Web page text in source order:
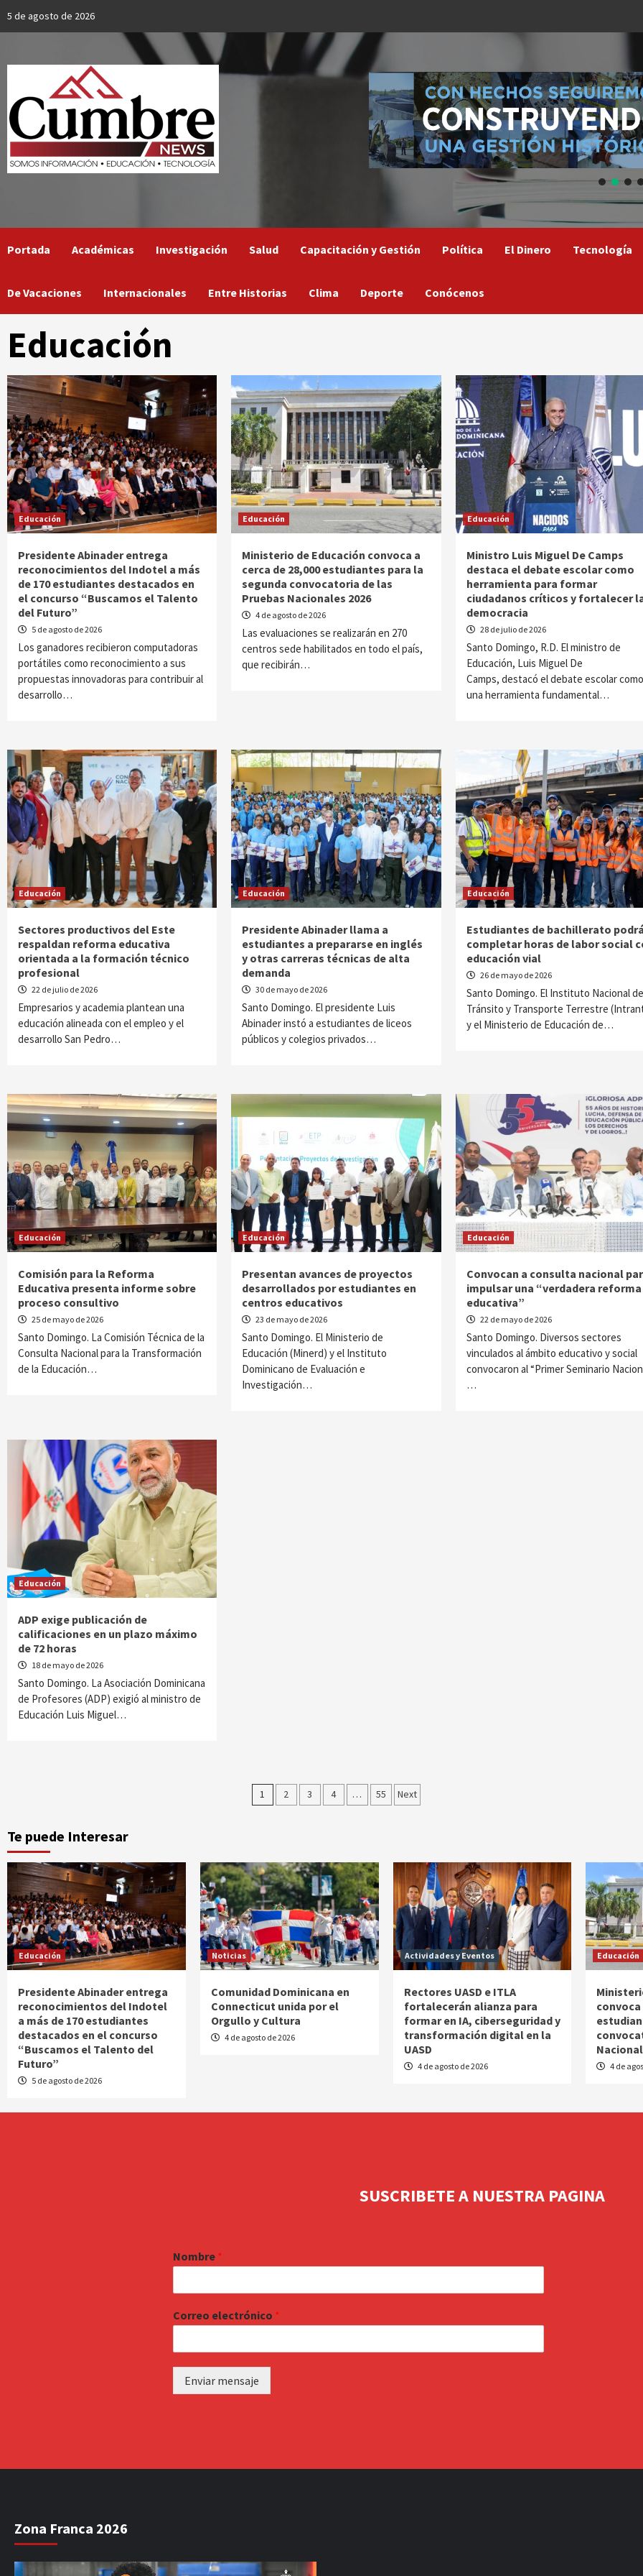
5 de agosto de 2026
Portada Académicas Investigación Salud Capacitación y Gestión Política El Dinero Tecnología
De Vacaciones Internacionales Entre Historias Clima Deporte Conócenos
Educación
Educación
Presidente Abinader entrega
reconocimientos del Indotel a más
de 170 estudiantes destacados en
el concurso “Buscamos el Talento
del Futuro”
5 de agosto de 2026
Los ganadores recibieron computadoras
portátiles como reconocimiento a sus
propuestas innovadoras para contribuir al
desarrollo…
Educación
Ministerio de Educación convoca a
cerca de 28,000 estudiantes para la
segunda convocatoria de las
Pruebas Nacionales 2026
4 de agosto de 2026
Las evaluaciones se realizarán en 270
centros sede habilitados en todo el país,
que recibirán…
Educación
Ministro Luis Miguel De Camps
destaca el debate escolar como
herramienta para formar
ciudadanos críticos y fortalecer
democracia
28 de julio de 2026
Santo Domingo, R.D. El ministro de
Educación, Luis Miguel De
Camps, destacó el debate escolar como
una herramienta fundamental…
Educación
Sectores productivos del Este
respaldan reforma educativa
orientada a la formación técnico
profesional
22 de julio de 2026
Empresarios y academia plantean una
educación alineada con el empleo y el
desarrollo San Pedro…
Educación
Presidente Abinader llama a
estudiantes a prepararse en inglés
y otras carreras técnicas de alta
demanda
30 de mayo de 2026
Santo Domingo. El presidente Luis
Abinader instó a estudiantes de liceos
públicos y colegios privados…
Educación
Estudiantes de bachillerato
completar horas de labor social
educación vial
26 de mayo de 2026
Santo Domingo. El Instituto Nacional de
Tránsito y Transporte Terrestre
y el Ministerio de Educación de…
Educación
Comisión para la Reforma
Educativa presenta informe sobre
proceso consultivo
25 de mayo de 2026
Santo Domingo. La Comisión Técnica de la
Consulta Nacional para la Transformación
de la Educación…
Educación
Presentan avances de proyectos
desarrollados por estudiantes en
centros educativos
23 de mayo de 2026
Santo Domingo. El Ministerio de
Educación (Minerd) y el Instituto
Dominicano de Evaluación e
Investigación…
Educación
Convocan a consulta nacional
impulsar una “verdadera reforma
educativa”
22 de mayo de 2026
Santo Domingo. Diversos sectores
vinculados al ámbito educativo y social
convocaron al “Primer Seminario
…
Educación
ADP exige publicación de
calificaciones en un plazo máximo
de 72 horas
18 de mayo de 2026
Santo Domingo. La Asociación Dominicana
de Profesores (ADP) exigió al ministro de
Educación Luis Miguel…
Paginación
1 2 3 4 … 55 Next
Te puede Interesar
Educación
Presidente Abinader entrega
reconocimientos del Indotel
a más de 170 estudiantes
destacados en el concurso
“Buscamos el Talento del
Futuro”
5 de agosto de 2026
Noticias
Comunidad Dominicana en
Connecticut unida por el
Orgullo y Cultura
4 de agosto de 2026
Actividades y Eventos
Rectores UASD e ITLA
fortalecerán alianza para
formar en IA, ciberseguridad y
transformación digital en la
UASD
4 de agosto de 2026
Educación
convoca
4 de
SUSCRIBETE A NUESTRA PAGINA
Nombre *
Correo electrónico *
Enviar mensaje
Zona Franca 2026
Reproductor